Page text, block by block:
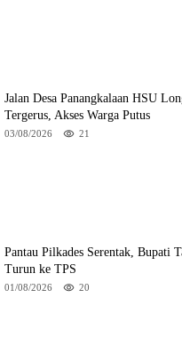
Jalan Desa Panangkalaan HSU
Tergerus, Akses Warga Putus
03/08/2026 21
Pantau Pilkades Serentak, Bupati
Turun ke TPS
01/08/2026 20